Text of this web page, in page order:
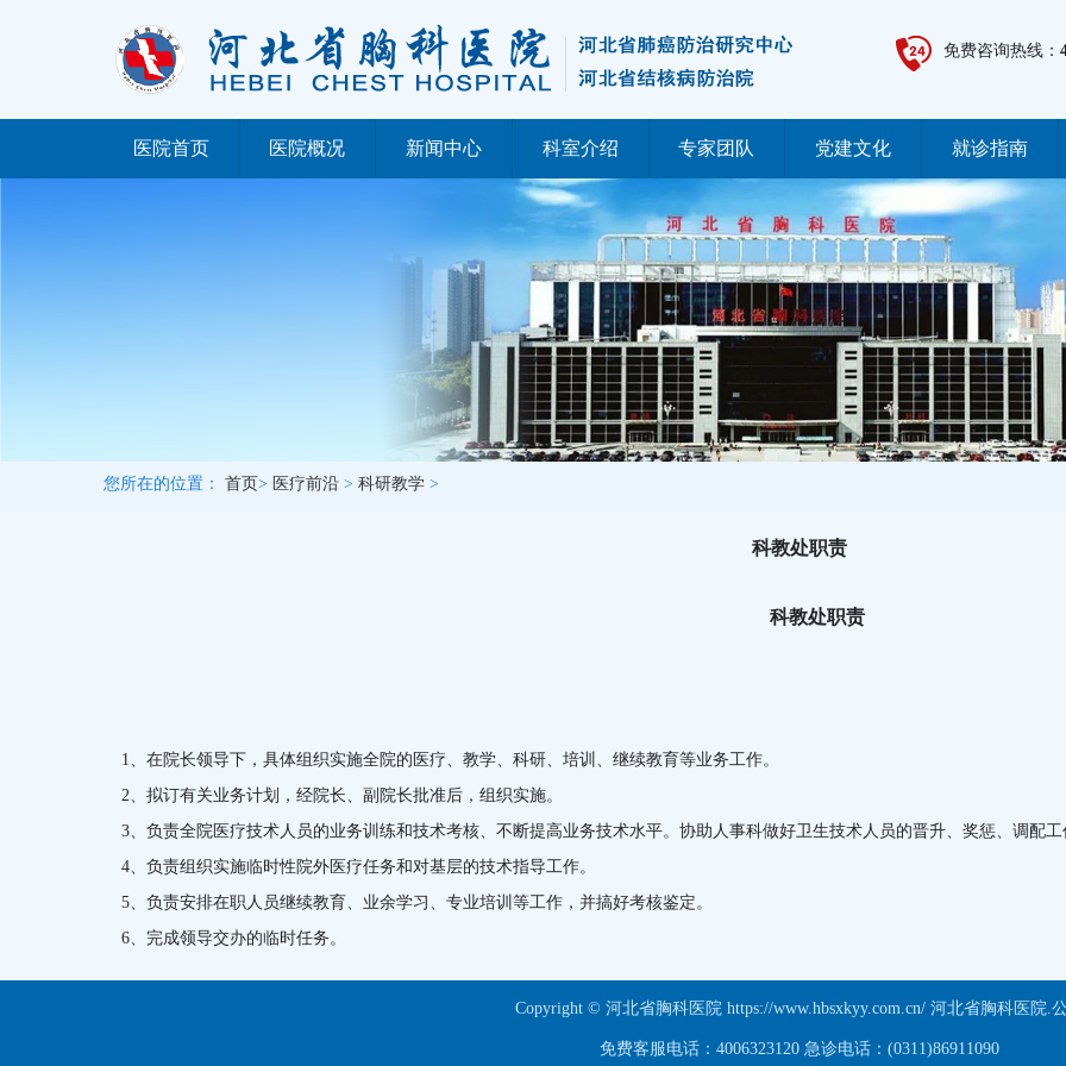
免费咨询热线：
医院首页 医院概况 新闻中心 科室介绍 专家团队 党建文化 就诊指南
您所在的位置： 首页> 医疗前沿 > 科研教学 >
科教处职责
科教处职责
1、在院长领导下，具体组织实施全院的医疗、教学、科研、培训、继续教育等业务工作。
2、拟订有关业务计划，经院长、副院长批准后，组织实施。
3、负责全院医疗技术人员的业务训练和技术考核、不断提高业务技术水平。协助人事科做好卫生技术人员的晋升、奖惩、调配工
4、负责组织实施临时性院外医疗任务和对基层的技术指导工作。
5、负责安排在职人员继续教育、业余学习、专业培训等工作，并搞好考核鉴定。
6、完成领导交办的临时任务。
Copyright © 河北省胸科医院 https://www.hbsxkyy.com.cn/ 河北省胸科医院.
免费客服电话：4006323120 急诊电话：(0311)86911090